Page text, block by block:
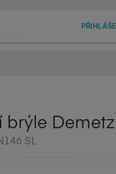
brýle Demetz
SL